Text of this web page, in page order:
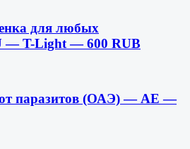
для любых
— T-Light — 600 RUB
от паразитов (ОАЭ) — AE —